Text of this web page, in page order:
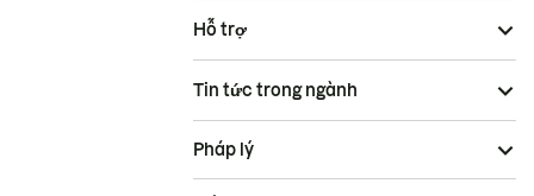
Hỗ trợ
Tin tức trong ngành
Pháp lý